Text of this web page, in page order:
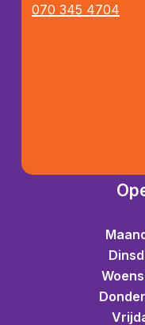
070 345 4704